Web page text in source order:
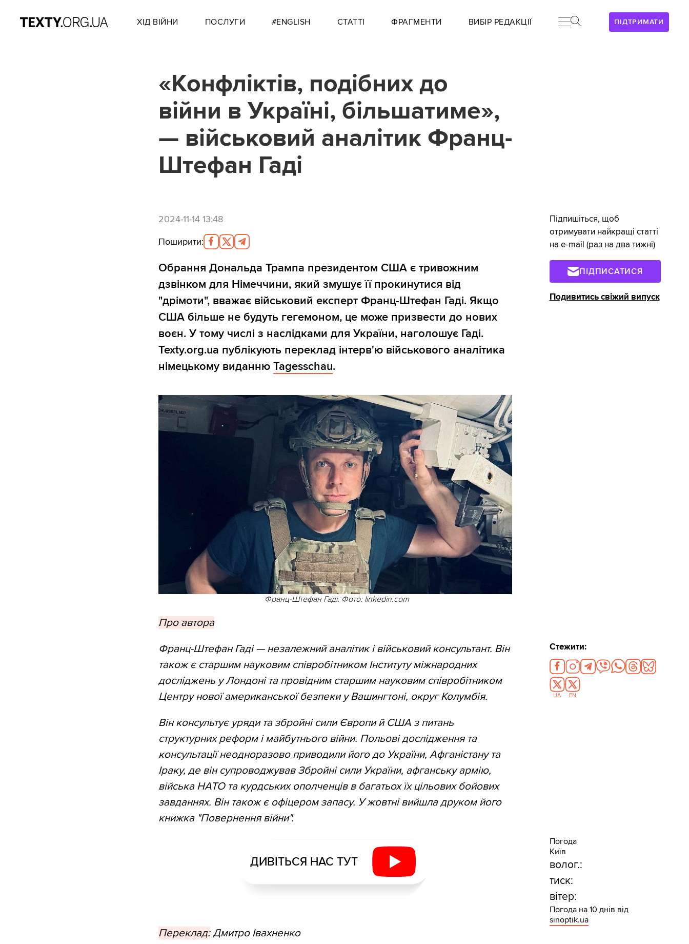
ПІДТРИМАТИ
ХІД ВІЙНИ ПОСЛУГИ #ENGLISH СТАТТІ ФРАГМЕНТИ ВИБІР РЕДАКЦІЇ
«Конфліктів, подібних до
війни в Україні, більшатиме»,
— військовий аналітик Франц-
Штефан Гаді
2024-11-14 13:48
Поширити:
Обрання Дональда Трампа президентом США є тривожним
дзвінком для Німеччини, який змушує її прокинутися від
"дрімоти", вважає військовий експерт Франц-Штефан Гаді. Якщо
США більше не будуть гегемоном, це може призвести до нових
воєн. У тому числі з наслідками для України, наголошує Гаді.
Texty.org.ua публікують переклад інтерв'ю військового аналітика
німецькому виданню Tagesschau.
Франц-Штефан Гаді. Фото: linkedin.com
Про автора
Франц-Штефан Гаді — незалежний аналітик і військовий консультант. Він
також є старшим науковим співробітником Інституту міжнародних
досліджень у Лондоні та провідним старшим науковим співробітником
Центру нової американської безпеки у Вашингтоні, округ Колумбія.
Він консультує уряди та збройні сили Європи й США з питань
структурних реформ і майбутнього війни. Польові дослідження та
консультації неодноразово приводили його до України, Афганістану та
Іраку, де він супроводжував Збройні сили України, афганську армію,
війська НАТО та курдських ополченців в багатьох їх цільових бойових
завданнях. Він також є офіцером запасу. У жовтні вийшла друком його
книжка "Повернення війни".
ДИВІТЬСЯ НАС ТУТ
Переклад:Дмитро Івахненко
Підпишіться, щоб
отримувати найкращі статті
на e-mail (раз на два тижні)
ПІДПИСАТИСЯ
Подивитись свіжий випуск
Стежити:
UA EN
Погода
Київ
волог.:
тиск:
вітер:
Погода на 10 днів від
sinoptik.ua